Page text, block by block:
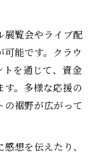
展覧会やライブ配
能です。クラウ
トを通じて、資金
す。多様な応援の
の裾野が広がって
想を伝えたり、